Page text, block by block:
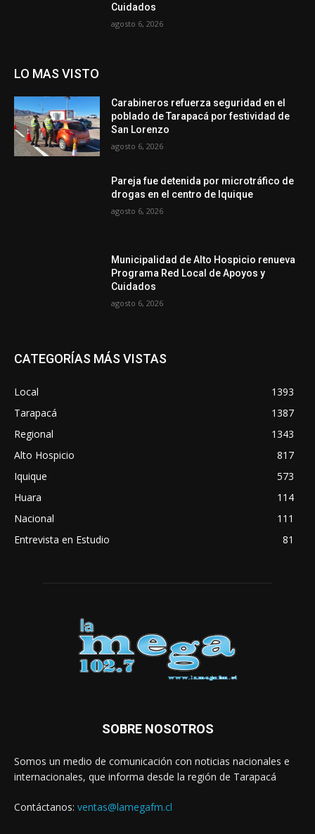
Cuidados
agosto 6, 2026
LO MAS VISTO
Carabineros refuerza seguridad en el
poblado de Tarapacá por festividad de
San Lorenzo
agosto 6, 2026
Pareja fue detenida por microtráfico de
drogas en el centro de Iquique
agosto 6, 2026
Municipalidad de Alto Hospicio renueva
Programa Red Local de Apoyos y
Cuidados
agosto 6, 2026
CATEGORÍAS MÁS VISTAS
Local
1393
Tarapacá
1387
Regional
1343
Alto Hospicio
817
Iquique
573
Huara
114
Nacional
111
Entrevista en Estudio
81
SOBRE NOSOTROS
Somos un medio de comunicación con noticias nacionales e
internacionales, que informa desde la región de Tarapacá
Contáctanos: ventas@lamegafm.cl